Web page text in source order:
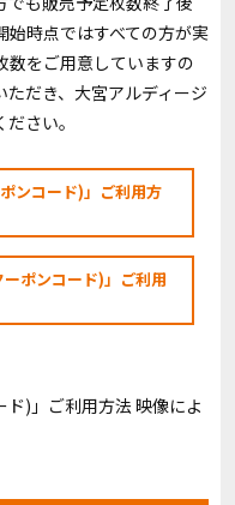
始時点ではすべての方が実
数をご用意していますの
だき、大宮アルディージ
さい。
ンコード)」ご利用方
ーポンコード)」ご利用
)」ご利用方法 映像によ